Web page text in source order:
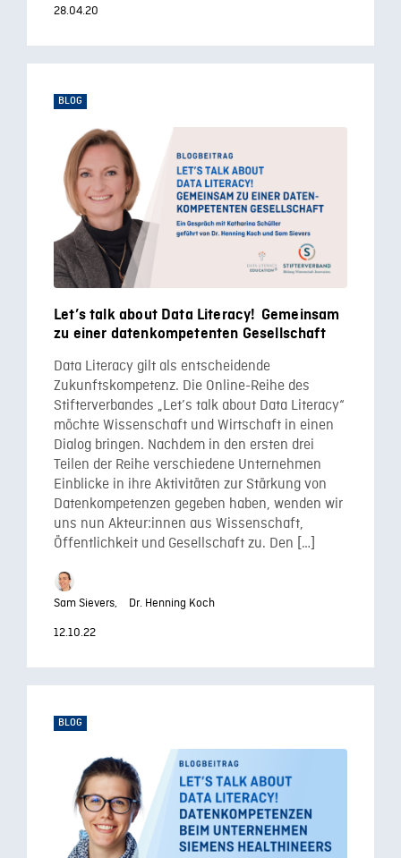
28.04.20
BLOG
Let’s talk about Data Literacy! Gemeinsam
zu einer datenkompetenten Gesellschaft
Data Literacy gilt als entscheidende
Zukunftskompetenz. Die Online-Reihe des
Stifterverbandes „Let’s talk about Data Literacy“
möchte Wissenschaft und Wirtschaft in einen
Dialog bringen. Nachdem in den ersten drei
Teilen der Reihe verschiedene Unternehmen
Einblicke in ihre Aktivitäten zur Stärkung von
Datenkompetenzen gegeben haben, wenden wir
uns nun Akteur:innen aus Wissenschaft,
Öffentlichkeit und Gesellschaft zu. Den […]
Sam Sievers,
Dr. Henning Koch
12.10.22
BLOG